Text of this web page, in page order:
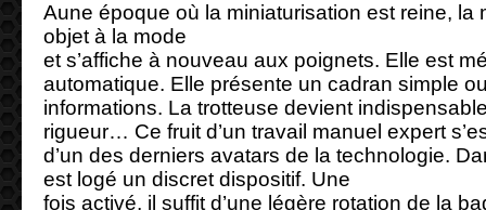
Aune époque où la miniaturisation est reine, la
objet à la mode
et s’affiche à nouveau aux poignets. Elle est
automatique. Elle présente un cadran simple
informations. La trotteuse devient
rigueur… Ce fruit d’un travail manuel expert
d’un des derniers avatars de la technologie.
est logé un discret dispositif. Une
fois activé, il suffit d’une légère rotation de la